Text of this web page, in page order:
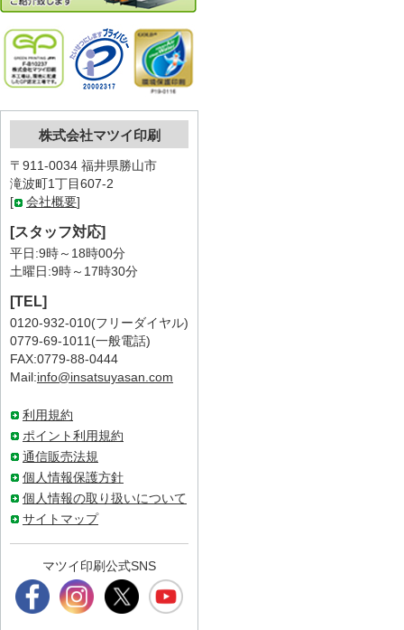
株式会社マツイ印刷
〒911-0034 福井県勝山市
滝波町1丁目607-2
[
会社概要]
[スタッフ対応]
平日:9時～18時00分
土曜日:9時～17時30分
[TEL]
0120-932-010(フリーダイヤル)
0779-69-1011(一般電話)
FAX:0779-88-0444
Mail:info@insatsuyasan.com
利用規約
ポイント利用規約
通信販売法規
個人情報保護方針
個人情報の取り扱いについて
サイトマップ
マツイ印刷公式SNS